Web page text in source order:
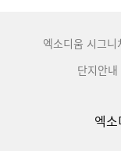
엑소디움 시그니
단지안내
엑